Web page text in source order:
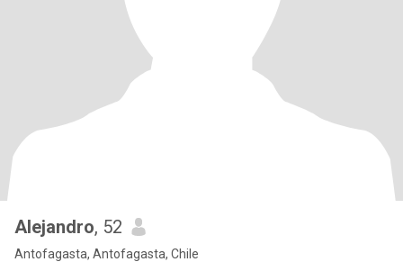
Alejandro, 52
Antofagasta, Antofagasta, Chile